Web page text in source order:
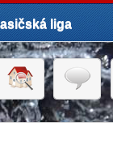
liga